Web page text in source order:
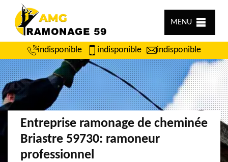
MENU
indisponible indisponible indisponible
Entreprise ramonage de cheminée
Briastre 59730: ramoneur
professionnel